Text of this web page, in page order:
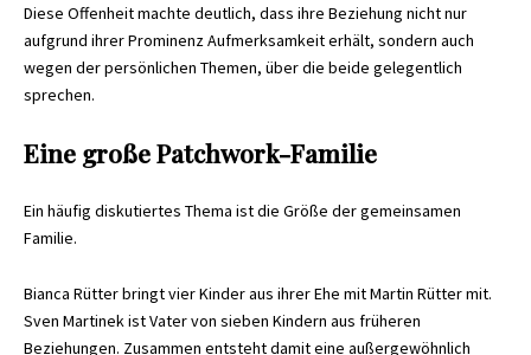
Diese Offenheit machte deutlich, dass ihre Beziehung nicht nur
aufgrund ihrer Prominenz Aufmerksamkeit erhält, sondern auch
wegen der persönlichen Themen, über die beide gelegentlich
sprechen.
Eine große Patchwork-Familie
Ein häufig diskutiertes Thema ist die Größe der gemeinsamen
Familie.
Bianca Rütter bringt vier Kinder aus ihrer Ehe mit Martin Rütter mit.
Sven Martinek ist Vater von sieben Kindern aus früheren
Beziehungen. Zusammen entsteht damit eine außergewöhnlich